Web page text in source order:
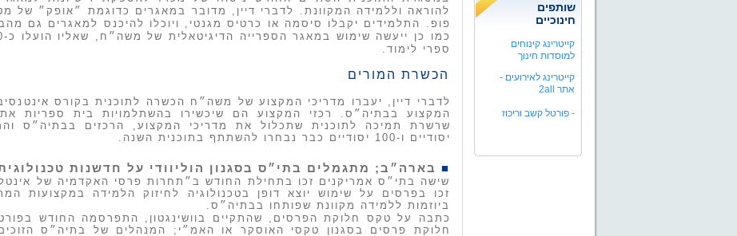
שותפים
חינוכיים
קייטרינג קינוחים
למוסדות חינוך
קייטרינג לאירועים -
אתר 2all
-פורטל קשב וריכוז
להוראה וללמידה המקוונת. לדברי דיין, מדובר במאגרים כדוגמת ״אופק״ של
פופ. התלמידים יקבלו סיסמה או כרטיס מגנטי, ויוכלו להיכנס למאגרים גם
ספרי לימוד.
הכשרת המורים
לדברי דיין, יעברו מדריכי המקצוע של משה״ח הכשרה לתוכנית בקורס
המקצוע בבתיה״ס. רכזי המקצוע הם שיכשירו בהשתלמויות בית ספריות
יסודיים ו-100 יסודיים כבר נבחרו להשתתף בתוכנית השנה.
■ בארה״ב; מתגמלים בתי״ס בסגנון הוליוודי על חדשנות
שישה בתי״ס אמריקנים זכו בתחילת החודש ב״תחרות פרסי האקדמיה של
זכו בפרסים על שימוש יוצא דופן בטכנולוגיה לחיזוק הלמידה במקצועות
ביוזמות ללמידה מקוונת שפותחו בבתיה״ס.
כתבה על טקס חלוקת הפרסים, שהתקיים בוושינגטון, התפרסמה החודש
חלוקת פרסים בסגנון טקסי האוסקר או האמ״י; המנהלים של בתיה״ס הזוכים